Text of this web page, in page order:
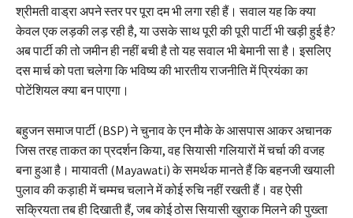
श्रीमती वाड्रा अपने स्तर पर पूरा दम भी लगा रही हैं। सवाल यह कि क्या
केवल एक लड़की लड़ रही है, या उसके साथ पूरी की पूरी पार्टी भी खड़ी हुई है?
अब पार्टी की तो जमीन ही नहीं बची है तो यह सवाल भी बेमानी सा है। इसलिए
दस मार्च को पता चलेगा कि भविष्य की भारतीय राजनीति में प्रियंका का
पोटेंशियल क्या बन पाएगा।
बहुजन समाज पार्टी (BSP) ने चुनाव के एन मौके के आसपास आकर अचानक
जिस तरह ताकत का प्रदर्शन किया, वह सियासी गलियारों में चर्चा की वजह
बना हुआ है। मायावती (Mayawati) के समर्थक मानते हैं कि बहनजी खयाली
पुलाव की कड़ाही में चम्मच चलाने में कोई रुचि नहीं रखती हैं। वह ऐसी
सक्रियता तब ही दिखाती हैं, जब कोई ठोस सियासी खुराक मिलने की पुख्ता